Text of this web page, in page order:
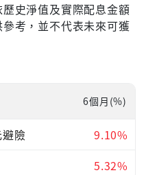
史淨值及實際配息金額
考，並不代表未來可獲
6個月(%)
險
9.10%
5.32%